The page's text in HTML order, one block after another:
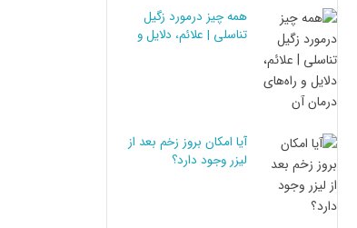
همه چیز درمورد زگیل
تناسلی | علائم، دلایل و
آیا امکان بروز زخم بعد از
لیزر وجود دارد؟